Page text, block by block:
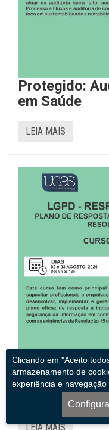
Protegido:
em Saúde
LEIA MAIS
Protegido:
Incidentes
LEIA MAIS
Clicando em "Aceito
armazenamento de
experiência e navegação